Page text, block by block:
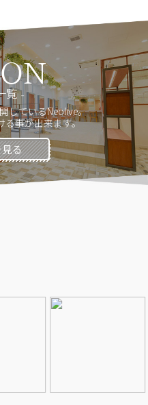
覧
しているNeolive。
る事が出来ます。
る